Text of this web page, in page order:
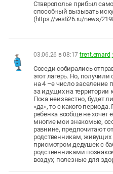
Ставрополье прибыл
способный вызывать
(https://vesti26.ru/news/
03.06.26 в 08:17 trent.emard
Соседи собирались
этот лагерь. Но,
на 4 –е число заселение
за идущих на территории
Пока неизвестно, будет
«да», то с какого
ребенка вообще не хочет
многие мои знакомые,
равнине, предпочитают
родственникам, живущих
присмотром дедушек с
родственниками
воздух, полезные для